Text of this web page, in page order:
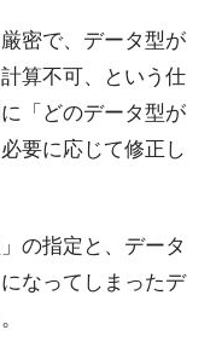
密で、データ型が
算不可、という仕
「どのデータ型が
要に応じて修正し
の指定と、データ
なってしまったデ